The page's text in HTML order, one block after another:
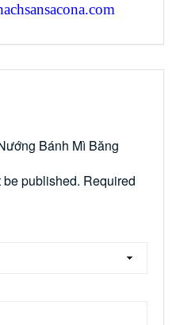
Bánh Mì Băng
published. Required